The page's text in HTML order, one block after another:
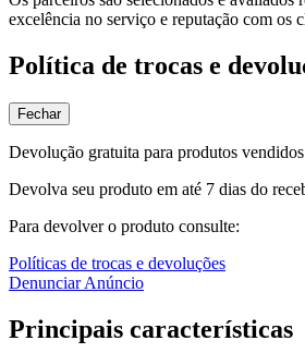
excelência no serviço e reputação com os
Política de trocas e
Fechar
Devolução gratuita para produtos
Devolva seu produto em até 7 dias do
Para devolver o produto consulte:
Políticas de trocas e devoluções
Denunciar Anúncio
Principais características